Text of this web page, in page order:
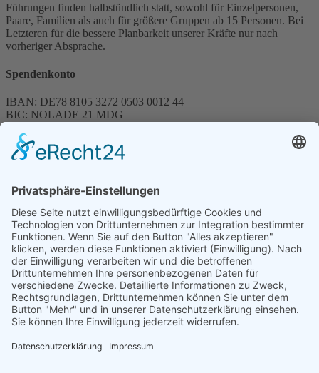
Führungen finden halbstündlich statt, sowohl für Einzelpersonen,
Paare, Familien als auch für größere Gruppen ab 15 Personen. Bei
Letzteren für die bessere Planbarkeit unserer Kräfte nur nach
vorheriger Absprache.
Spendenkonto
IBAN: DE78 8105 3272 0503 0012 44
BIC: NOLADE 21 MDG
Spenden können steuerlich abgesetzt werden
Förderung
© 1987 – 2025
Storchenhof Loburg e.V.
Alle Rechte vorbehalten.
Cookie-Einstellungen
Navigation überspringen
Impressum
Haftungsausschluss